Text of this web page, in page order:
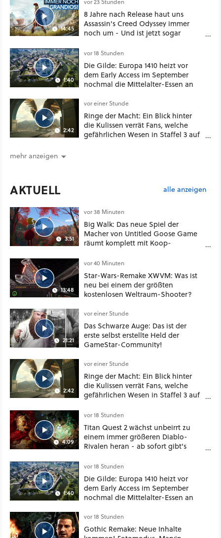
14:45
8 Jahre nach Release haut uns
Assassin's Creed Odyssey immer
noch um - Und ist jetzt sogar
1:40
vor 18 Stunden
Die Gilde: Europa 1410 heizt vor
dem Early Access im September
nochmal die Mittelalter-Essen an
2:42
vor einer Stunde
Ringe der Macht: Ein Blick hinter
die Kulissen verrät Fans, welche
gefährlichen Wesen in Staffel 3 auf
mehr anzeigen
AKTUELL alle anzeigen
3:51
vor 38 Minuten
Big Walk: Das neue Spiel der
Macher von Untitled Goose Game
räumt komplett mit Koop-
13:48
vor 40 Minuten
Star-Wars-Remake XWVM: Was ist
neu bei einem der größten
kostenlosen Weltraum-Shooter?
21:21
vor einer Stunde
Das Schwarze Auge: Das ist der
erste selbst erstellte Held der
GameStar-Community!
2:42
vor einer Stunde
Ringe der Macht: Ein Blick hinter
die Kulissen verrät Fans, welche
gefährlichen Wesen in Staffel 3 auf
4:09
vor 18 Stunden
Titan Quest 2 wächst unbeirrt zu
einem immer größeren Diablo-
Rivalen heran - ab sofort gibt's
Klasse
1:40
vor 18 Stunden
Die Gilde: Europa 1410 heizt vor
dem Early Access im September
nochmal die Mittelalter-Essen an
vor 18 Stunden
Gothic Remake: Neue Inhalte